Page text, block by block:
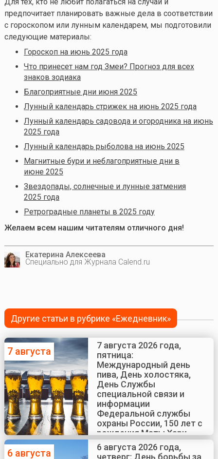
предпочитает планировать важные дела в соответствии
с гороскопом или лунным календарем, мы подготовили
следующие материалы:
Гороскоп на июнь 2025 года
Что принесет нам год Змеи? Прогноз для всех
знаков зодиака
Благоприятные дни июня 2025
Лунный календарь стрижек на июнь 2025 года
Лунный календарь садовода и огородника на июнь
2025 года
Лунный календарь рыболова на июнь 2025
Магнитные бури и неблагоприятные дни в
июне 2025
Звездопады, солнечные и лунные затмения
2025 года
Ретроградные планеты в 2025 году
Желаем всем нашим читателям отличного дня!
Екатерина Алексеева
Специально для Журнала Calend.ru
Другие статьи в рубрике «Ежедневник»
7 августа
7 августа 2026 года,
пятница:
Международный день
пива, День холостяка,
День Службы
специальной связи и
информации
Федеральной службы
охраны России, 150 лет с
рождения Маты Хари
6 августа
6 августа 2026 года,
четверг: День борьбы за